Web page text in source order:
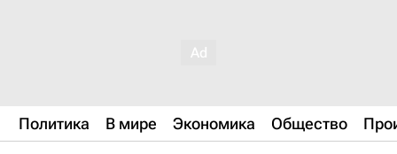
Политика В мире Экономика Общество